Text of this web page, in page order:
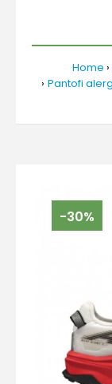
Home
Pantofi
-30%